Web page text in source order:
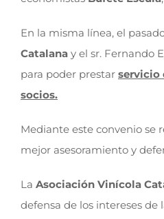
En la misma línea, el
Catalana y el sr. Fernando
para poder prestar servicio
socios.
Mediante este convenio se
mejor asesoramiento y
La Asociación Vinícola
defensa de los intereses de